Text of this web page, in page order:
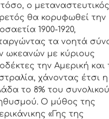
ο μεταναστευτικός
θα κορυφωθεί την
1900-1920,
τα νοητά
ωκεανών με κύριους
την Αμερική και
χάνοντας έτσι η
το 8% του
Ο μύθος της
«Γης της